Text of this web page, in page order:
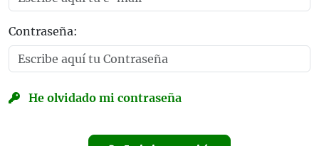
Contraseña:
He olvidado mi contraseña